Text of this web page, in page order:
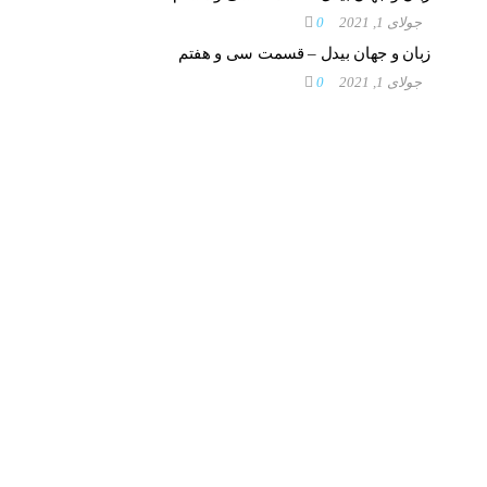
جولای 1, 2021 0
زبان و جهان بیدل – قسمت سی و هفتم
جولای 1, 2021 0